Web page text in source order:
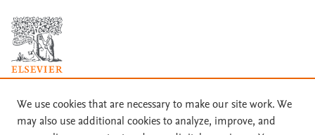
Términos y condiciones
Política de privacidad
We use cookies that are necessary to make our site work. We
may also use additional cookies to analyze, improve, and